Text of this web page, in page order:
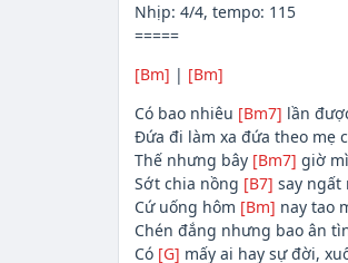
Nhịp: 4/4, tempo: 115
=====
[Bm] | [Bm]
Có bao nhiêu [Bm7] lần
Đứa đi làm xa đứa theo mẹ
Thế nhưng bây [Bm7] giờ
Sớt chia nồng [B7] say ngất
Cứ uống hôm [Bm] nay tao
Chén đắng nhưng bao ân
Có [G] mấy ai hay sự đời,